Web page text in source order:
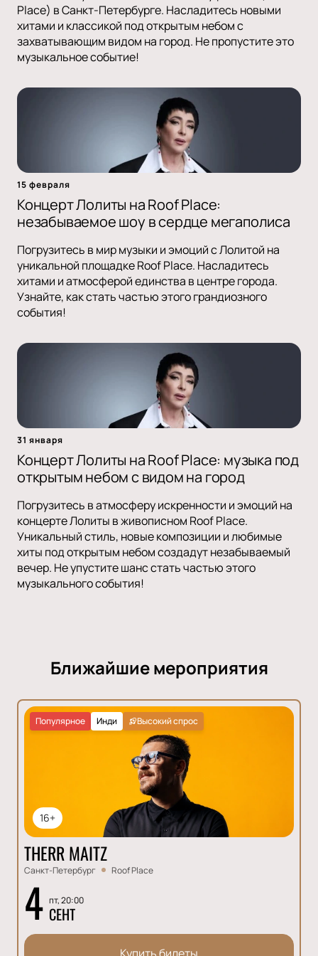
Place) в Санкт-Петербурге. Насладитесь новыми
хитами и классикой под открытым небом с
захватывающим видом на город. Не пропустите это
музыкальное событие!
15 февраля
Концерт Лолиты на Roof Place:
незабываемое шоу в сердце мегаполиса
Погрузитесь в мир музыки и эмоций с Лолитой на
уникальной площадке Roof Place. Насладитесь
хитами и атмосферой единства в центре города.
Узнайте, как стать частью этого грандиозного
события!
31 января
Концерт Лолиты на Roof Place: музыка под
открытым небом с видом на город
Погрузитесь в атмосферу искренности и эмоций на
концерте Лолиты в живописном Roof Place.
Уникальный стиль, новые композиции и любимые
хиты под открытым небом создадут незабываемый
вечер. Не упустите шанс стать частью этого
музыкального события!
Ближайшие мероприятия
16+
Инди
Популярное Высокий спрос
THERR MAITZ
Санкт-Петербург Roof Place
4 пт, 20:00
СЕНТ